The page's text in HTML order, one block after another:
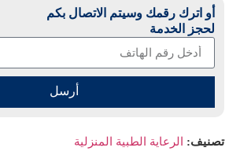
أو اترك رقمك وسيتم الاتصال بكم
لحجز الخدمة
أرسل
تصنيف: الرعاية الطبية المنزلية